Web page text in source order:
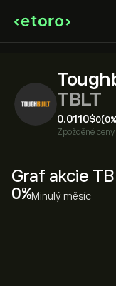
TBLT
0.0110‎$‎0
Zpožděné
Graf akcie
‎0‎ Minulý měsíc